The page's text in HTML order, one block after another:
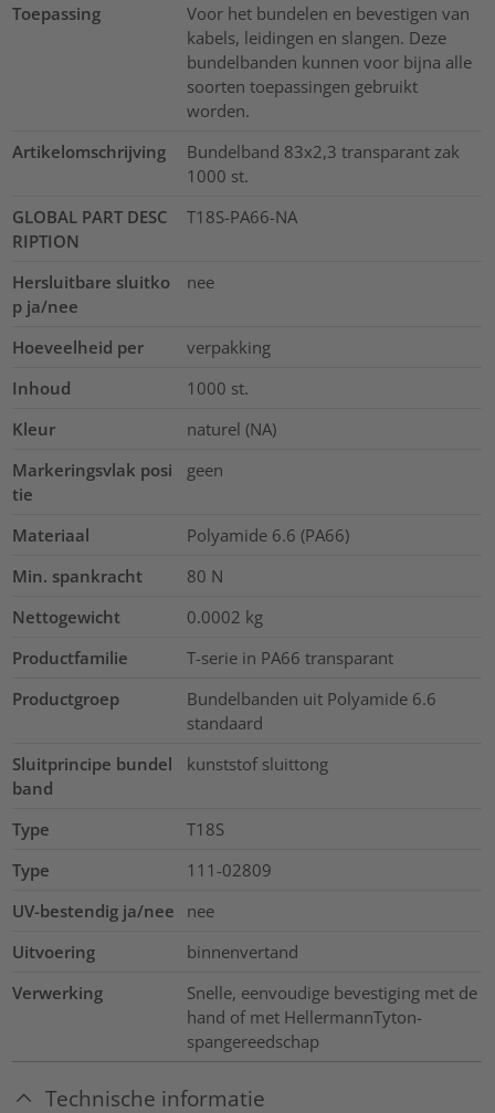
Toepassing
Voor het bundelen en bevestigen van
kabels, leidingen en slangen. Deze
bundelbanden kunnen voor bijna alle
soorten toepassingen gebruikt
worden.
Artikelomschrijving
Bundelband 83x2,3 transparant zak
1000 st.
GLOBAL PART DESC
RIPTION
T18S-PA66-NA
Hersluitbare sluitko
p ja/nee
nee
Hoeveelheid per
verpakking
Inhoud
1000 st.
Kleur
naturel (NA)
Markeringsvlak posi
tie
geen
Materiaal
Polyamide 6.6 (PA66)
Min. spankracht
80 N
Nettogewicht
0.0002 kg
Productfamilie
T-serie in PA66 transparant
Productgroep
Bundelbanden uit Polyamide 6.6
standaard
Sluitprincipe bundel
band
kunststof sluittong
Type
T18S
Type
111-02809
UV-bestendig ja/nee
nee
Uitvoering
binnenvertand
Verwerking
Snelle, eenvoudige bevestiging met de
hand of met HellermannTyton-
spangereedschap
Technische informatie